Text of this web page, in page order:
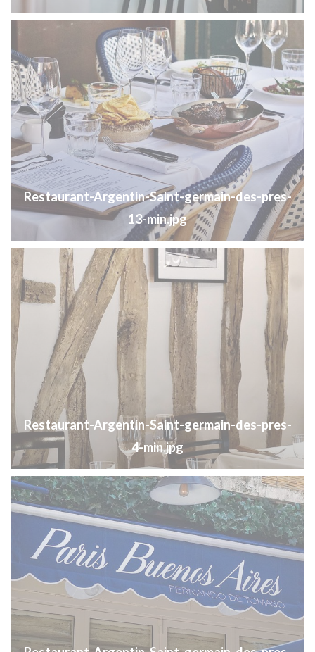
Restaurant-Argentin-Saint-germain-des-pres-
13-min.jpg
Restaurant-Argentin-Saint-germain-des-pres-
4-min.jpg